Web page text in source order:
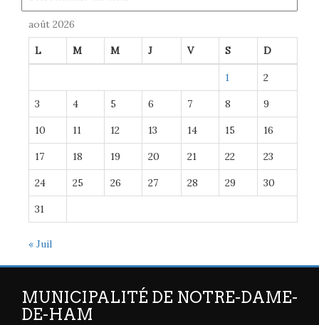
août 2026
L M M J V S D
1 2
3 4 5 6 7 8 9
10 11 12 13 14 15 16
17 18 19 20 21 22 23
24 25 26 27 28 29 30
31
« Juil
MUNICIPALITÉ DE NOTRE-DAME-
DE-HAM